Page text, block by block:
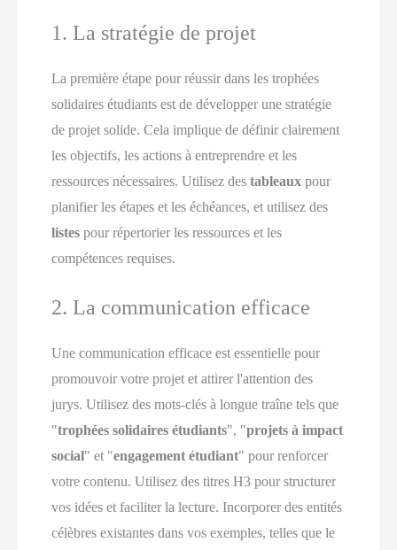
1. La stratégie de projet
La première étape pour réussir dans les trophées
solidaires étudiants est de développer une stratégie
de projet solide. Cela implique de définir clairement
les objectifs, les actions à entreprendre et les
ressources nécessaires. Utilisez destableaux pour
planifier les étapes et les échéances, et utilisez des
listes pour répertorier les ressources et les
compétences requises.
2. La communication efficace
Une communication efficace est essentielle pour
promouvoir votre projet et attirer l'attention des
jurys. Utilisez des mots-clés à longue traîne tels que
"trophées solidaires étudiants", "projets à impact
social" et "engagement étudiant" pour renforcer
votre contenu. Utilisez des titres H3 pour structurer
vos idées et faciliter la lecture. Incorporer des entités
célèbres existantes dans vos exemples, telles que le